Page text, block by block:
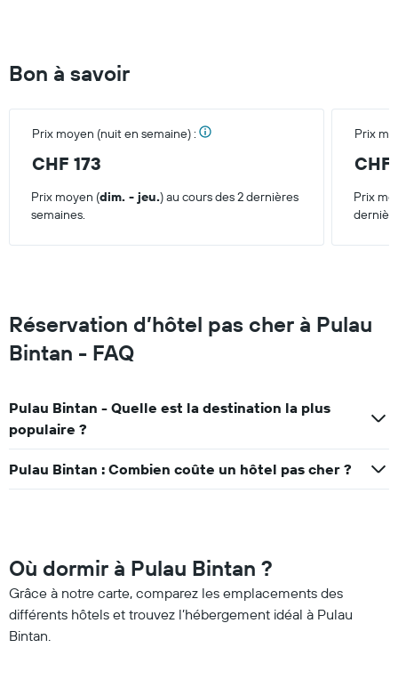
cours
3
derniers
jours
Bon à savoir
Prix moyen (nuit en semaine) :
CHF 173
Prix
CHF
Prix moyen (dim. - jeu.) au cours des 2 dernières
semaines.
Prix
Réservation d’hôtel pas cher à Pulau
Bintan - FAQ
Pulau Bintan - Quelle est la destination la plus
populaire ?
Pulau Bintan : Combien coûte un hôtel pas cher ?
Où dormir à Pulau Bintan ?
Grâce à notre carte, comparez les emplacements des
différents hôtels et trouvez l’hébergement idéal à Pulau
Bintan.